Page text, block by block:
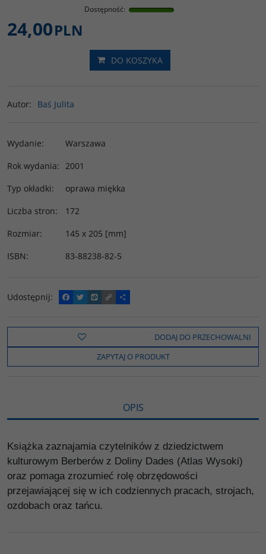
Dostępność:
24,00PLN
DO KOSZYKA
Autor: Baś Julita
Wydanie:
Warszawa
Rok wydania: 2001
Typ okładki:
oprawa miękka
Liczba stron:
172
Rozmiar:
145 x 205 [mm]
ISBN: 83-88238-82-5
Udostępnij:
F
a
e
o
k
T
w
t
t
e
W
y
o
C
o
y
i
n
k
P
o
z
e
l
s
DODAJ DO PRZECHOWALNI
ZAPYTAJ O PRODUKT
OPIS
Książka zaznajamia czytelników z dziedzictwem
kulturowym Berberów z Doliny Dades (Atlas Wysoki)
oraz pomaga zrozumieć rolę obrzędowości
przejawiającej się w ich codziennych pracach, strojach,
ozdobach oraz tańcu.